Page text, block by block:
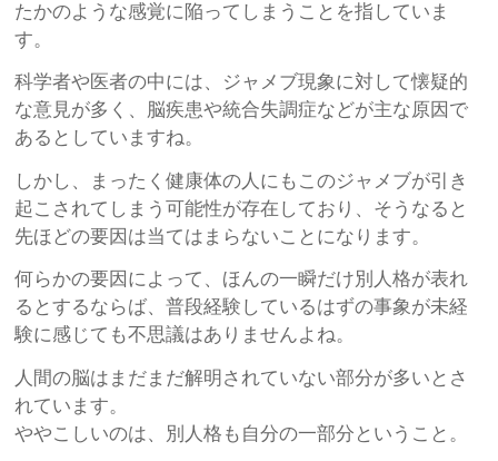
たかのような感覚に陥ってしまうことを指していま
す。
科学者や医者の中には、ジャメブ現象に対して懐疑的
な意見が多く、脳疾患や統合失調症などが主な原因で
あるとしていますね。
しかし、まったく健康体の人にもこのジャメブが引き
起こされてしまう可能性が存在しており、そうなると
先ほどの要因は当てはまらないことになります。
何らかの要因によって、ほんの一瞬だけ別人格が表れ
るとするならば、普段経験しているはずの事象が未経
験に感じても不思議はありませんよね。
人間の脳はまだまだ解明されていない部分が多いとさ
れています。
ややこしいのは、別人格も自分の一部分ということ。